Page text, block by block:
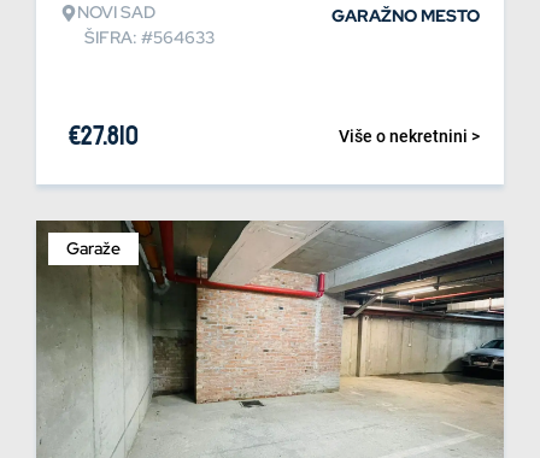
NOVI SAD
ŠIFRA: #564633
GARAŽNO MESTO
Više o nekretnini >
€27.810
Garaže